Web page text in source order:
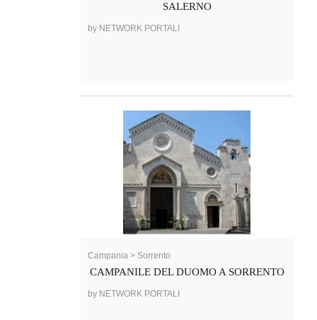
SALERNO
by NETWORK PORTALI
Campania > Sorrento
CAMPANILE DEL DUOMO A SORRENTO
by NETWORK PORTALI